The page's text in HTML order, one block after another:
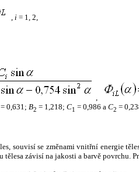
, i = 1, 2,
,
= 0,631; B2 = 1,218; C1 = 0,986 a C2 =
souvisí se změnami vnitřní energie
tělesa závisí na jakosti a barvě povrchu.